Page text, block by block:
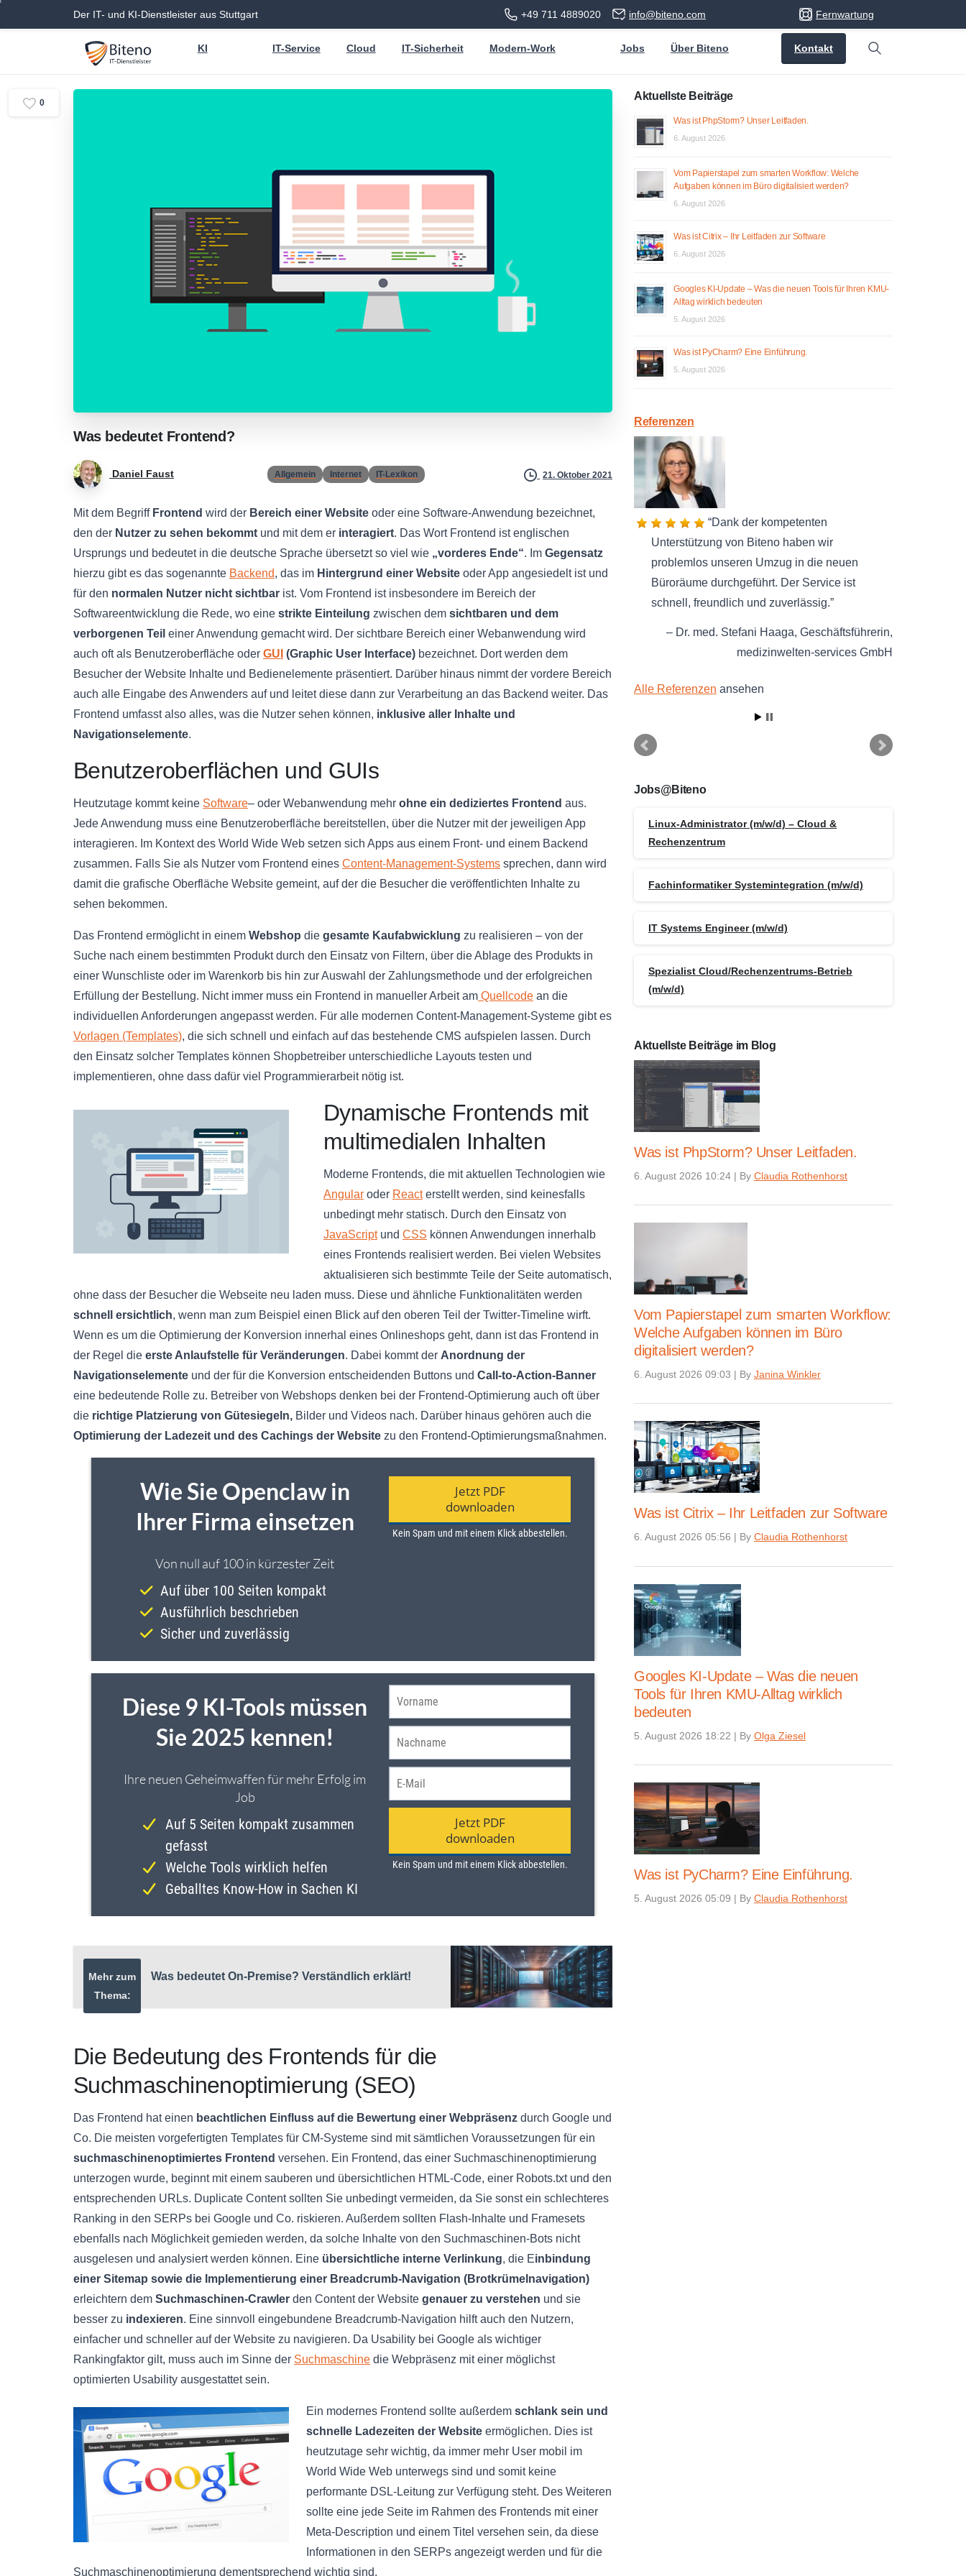
Der IT- und KI-Dienstleister aus Stuttgart +49 711 4889020 info@biteno.com Fernwartung
KI IT-Service Cloud IT-Sicherheit Modern-Work Jobs Über Biteno Kontakt
Search
Was bedeutet Frontend?
Daniel Faust Allgemein Internet IT-Lexikon 21. Oktober 2021
Mit dem Begriff Frontend wird der Bereich einer Website oder eine Software-Anwendung bezeichnet,
den der Nutzer zu sehen bekommt und mit dem er interagiert. Das Wort Frontend ist englischen
Ursprungs und bedeutet in die deutsche Sprache übersetzt so viel wie „vorderes Ende“. Im Gegensatz
hierzu gibt es das sogenannte Backend, das im Hintergrund einer Website oder App angesiedelt ist und
für den normalen Nutzer nicht sichtbar ist. Vom Frontend ist insbesondere im Bereich der
Softwareentwicklung die Rede, wo eine strikte Einteilung zwischen dem sichtbaren und dem
verborgenen Teil einer Anwendung gemacht wird. Der sichtbare Bereich einer Webanwendung wird
auch oft als Benutzeroberfläche oder GUI (Graphic User Interface) bezeichnet. Dort werden dem
Besucher der Website Inhalte und Bedienelemente präsentiert. Darüber hinaus nimmt der vordere Bereich
auch alle Eingabe des Anwenders auf und leitet diese dann zur Verarbeitung an das Backend weiter. Das
Frontend umfasst also alles, was die Nutzer sehen können, inklusive aller Inhalte und
Navigationselemente.
Benutzeroberflächen und GUIs
Heutzutage kommt keine Software– oder Webanwendung mehr ohne ein dediziertes Frontend aus.
Jede Anwendung muss eine Benutzeroberfläche bereitstellen, über die Nutzer mit der jeweiligen App
interagieren. Im Kontext des World Wide Web setzen sich Apps aus einem Front- und einem Backend
zusammen. Falls Sie als Nutzer vom Frontend eines Content-Management-Systems sprechen, dann wird
damit die grafische Oberfläche Website gemeint, auf der die Besucher die veröffentlichten Inhalte zu
sehen bekommen.
Das Frontend ermöglicht in einem Webshop die gesamte Kaufabwicklung zu realisieren – von der
Suche nach einem bestimmten Produkt durch den Einsatz von Filtern, über die Ablage des Produkts in
einer Wunschliste oder im Warenkorb bis hin zur Auswahl der Zahlungsmethode und der erfolgreichen
Erfüllung der Bestellung. Nicht immer muss ein Frontend in manueller Arbeit am Quellcode an die
individuellen Anforderungen angepasst werden. Für alle modernen Content-Management-Systeme gibt es
Vorlagen (Templates), die sich schnell und einfach auf das bestehende CMS aufspielen lassen. Durch
den Einsatz solcher Templates können Shopbetreiber unterschiedliche Layouts testen und
implementieren, ohne dass dafür viel Programmierarbeit nötig ist.
Dynamische Frontends mit
multimedialen Inhalten
Moderne Frontends, die mit aktuellen Technologien wie
Angular oder Reacterstellt werden, sind keinesfalls
unbedingt mehr statisch. Durch den Einsatz von
JavaScriptund CSS können Anwendungen innerhalb
eines Frontends realisiert werden. Bei vielen Websites
aktualisieren sich bestimmte Teile der Seite automatisch,
ohne dass der Besucher die Webseite neu laden muss. Diese und ähnliche Funktionalitäten werden
schnell ersichtlich, wenn man zum Beispiel einen Blick auf den oberen Teil der Twitter-Timeline wirft.
Wenn es um die Optimierung der Konversion innerhal eines Onlineshops geht, dann ist das Frontend in
der Regel die erste Anlaufstelle für Veränderungen. Dabei kommt der Anordnung der
Navigationselemente und der für die Konversion entscheidenden Buttons und Call-to-Action-Banner
eine bedeutende Rolle zu. Betreiber von Webshops denken bei der Frontend-Optimierung auch oft über
die richtige Platzierung von Gütesiegeln, Bilder und Videos nach. Darüber hinaus gehören auch die
Optimierung der Ladezeit und des Cachings der Website zu den Frontend-Optimierungsmaßnahmen.
Mehr zum
Thema:
Was bedeutet On-Premise? Verständlich erklärt!
Die Bedeutung des Frontends für die
Suchmaschinenoptimierung (SEO)
Das Frontend hat einen beachtlichen Einfluss auf die Bewertung einer Webpräsenz durch Google und
Co. Die meisten vorgefertigten Templates für CM-Systeme sind mit sämtlichen Voraussetzungen für ein
suchmaschinenoptimiertes Frontend versehen. Ein Frontend, das einer Suchmaschinenoptimierung
unterzogen wurde, beginnt mit einem sauberen und übersichtlichen HTML-Code, einer Robots.txt und den
entsprechenden URLs. Duplicate Content sollten Sie unbedingt vermeiden, da Sie sonst ein schlechteres
Ranking in den SERPs bei Google und Co. riskieren. Außerdem sollten Flash-Inhalte und Framesets
ebenfalls nach Möglichkeit gemieden werden, da solche Inhalte von den Suchmaschinen-Bots nicht
ausgelesen und analysiert werden können. Eine übersichtliche interne Verlinkung, die Einbindung
einer Sitemap sowie die Implementierung einer Breadcrumb-Navigation (Brotkrümelnavigation)
erleichtern dem Suchmaschinen-Crawler den Content der Website genauer zu verstehen und sie
besser zu indexieren. Eine sinnvoll eingebundene Breadcrumb-Navigation hilft auch den Nutzern,
einfacher und schneller auf der Website zu navigieren. Da Usability bei Google als wichtiger
Rankingfaktor gilt, muss auch im Sinne der Suchmaschine die Webpräsenz mit einer möglichst
optimierten Usability ausgestattet sein.
Ein modernes Frontend sollte außerdem schlank sein und
schnelle Ladezeiten der Website ermöglichen. Dies ist
heutzutage sehr wichtig, da immer mehr User mobil im
World Wide Web unterwegs sind und somit keine
performante DSL-Leitung zur Verfügung steht. Des Weiteren
sollte eine jede Seite im Rahmen des Frontends mit einer
Meta-Description und einem Titel versehen sein, da diese
Informationen in den SERPs angezeigt werden und für die
Suchmaschinenoptimierung dementsprechend wichtig sind.
0
Aktuellste Beiträge
Was ist PhpStorm? Unser Leitfaden.
6. August 2026
Vom Papierstapel zum smarten Workflow: Welche
Aufgaben können im Büro digitalisiert werden?
6. August 2026
Was ist Citrix – Ihr Leitfaden zur Software
6. August 2026
Googles KI-Update – Was die neuen Tools für Ihren KMU-
Alltag wirklich bedeuten
5. August 2026
Was ist PyCharm? Eine Einführung.
5. August 2026
Referenzen
Dank der kompetenten
Unterstützung von Biteno haben wir
problemlos unseren Umzug in die neuen
Büroräume durchgeführt. Der Service ist
schnell, freundlich und zuverlässig.
Dr. med. Stefani Haaga Geschäftsführerin
medizinwelten-services GmbH
Alle Referenzen ansehen
Jobs@Biteno
Linux-Administrator (m/w/d) – Cloud &
Rechenzentrum
Fachinformatiker Systemintegration (m/w/d)
IT Systems Engineer (m/w/d)
Spezialist Cloud/Rechenzentrums-Betrieb
(m/w/d)
Aktuellste Beiträge im Blog
Was ist PhpStorm? Unser Leitfaden.
6. August 2026 10:24 | By Claudia Rothenhorst
Vom Papierstapel zum smarten Workflow:
Welche Aufgaben können im Büro
digitalisiert werden?
6. August 2026 09:03 | By Janina Winkler
Was ist Citrix – Ihr Leitfaden zur Software
6. August 2026 05:56 | By Claudia Rothenhorst
Googles KI-Update – Was die neuen
Tools für Ihren KMU-Alltag wirklich
bedeuten
5. August 2026 18:22 | By Olga Ziesel
Was ist PyCharm? Eine Einführung.
5. August 2026 05:09 | By Claudia Rothenhorst